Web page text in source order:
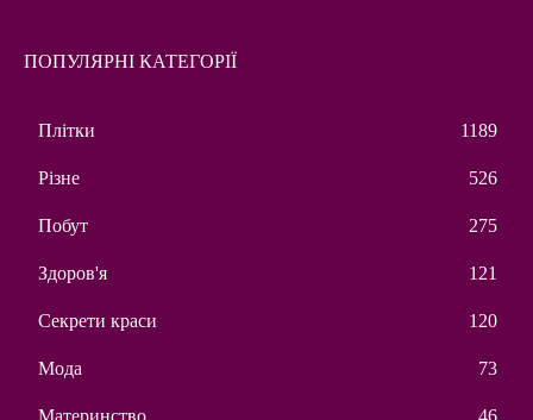
ПОПУЛЯРНІ КАТЕГОРІЇ
Плітки 1189
Різне 526
Побут 275
Здоров'я 121
Секрети краси 120
Мода 73